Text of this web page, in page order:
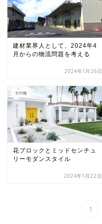
建材業界人として、2024年4
月からの物流問題を考える
2024年1月26日
その他
花ブロックとミッドセンチュ
リーモダンスタイル
2024年1月22日
1